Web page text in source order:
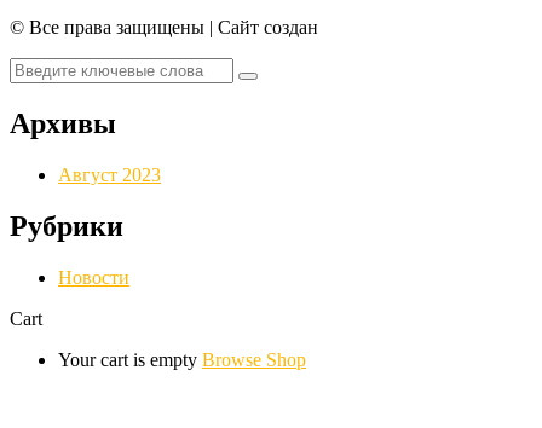
© Все права защищены | Сайт создан
Архивы
Август 2023
Рубрики
Новости
Cart
Your cart is empty Browse Shop